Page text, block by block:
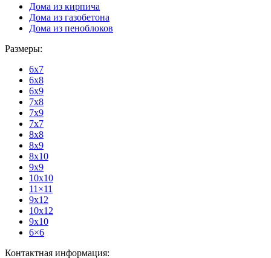
Дома из кирпича
Дома из газобетона
Дома из пеноблоков
Размеры:
6x7
6x8
6x9
7x8
7x9
7x7
8x8
8x9
8x10
9x9
10x10
11×11
9x12
10x12
9x10
6×6
Контактная информация: